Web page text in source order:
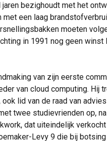
jaren bezighoudt met het
een laag
moeten
in 1991 nog geen
van zijn eerste
van cloud computing. Hij
lid van de raad van
twee studievrienden op,
dat uiteindelijk
Levy 9 die bij